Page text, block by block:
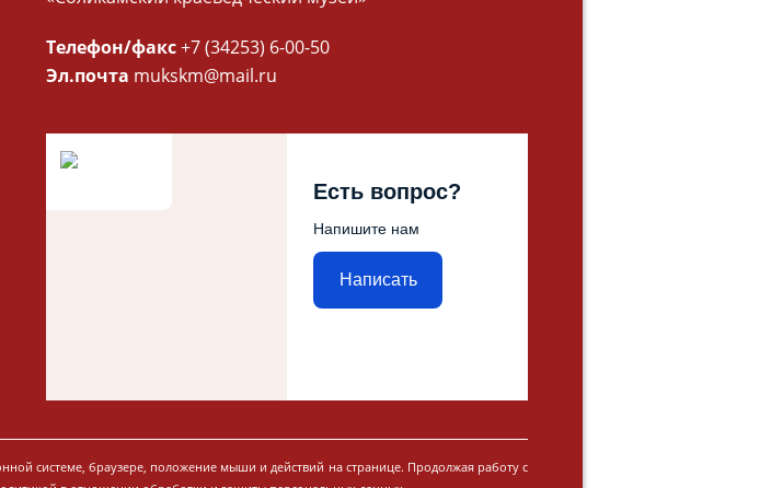
Телефон/факс+7 (34253) 6-00-50
Эл.почта mukskm@mail.ru
Есть вопрос?
Напишите нам
Написать
системе, браузере, положение мыши и действий на странице. Продолжая работу с